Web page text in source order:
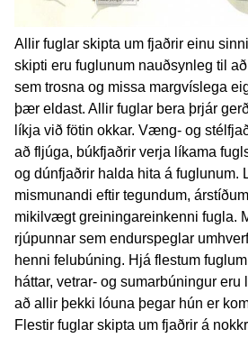
Allir fuglar skipta um fjaðrir einu
skipti eru fuglunum nauðsynleg til
sem trosna og missa margvíslega
þær eldast. Allir fuglar bera þrjár
líkja við fötin okkar. Væng- og
að fljúga, búkfjaðrir verja líkama
og dúnfjaðrir halda hita á fuglunum.
mismunandi eftir tegundum,
mikilvægt greiningareinkenni fugla.
rjúpunnar sem endurspeglar
henni felubúning. Hjá flestum
háttar, vetrar- og sumarbúningur
að allir þekki lóuna þegar hún er
Flestir fuglar skipta um fjaðrir á